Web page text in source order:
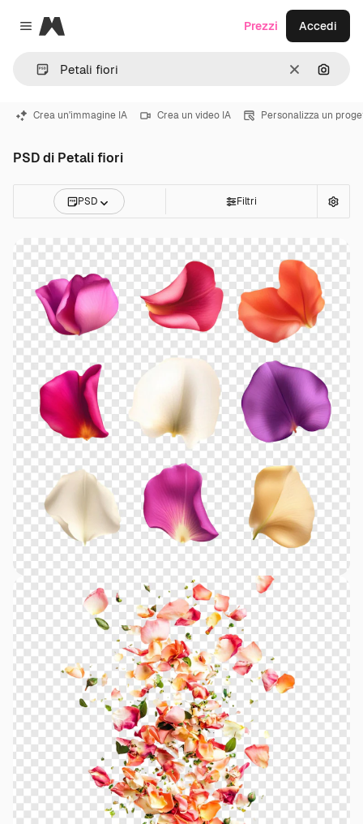
Close menu
Magnific
CancellaCerca
Prezzi Accedi
Crea un'immagine IA Crea un video IA Personalizza un
PSD di Petali fiori
PSD Filtri